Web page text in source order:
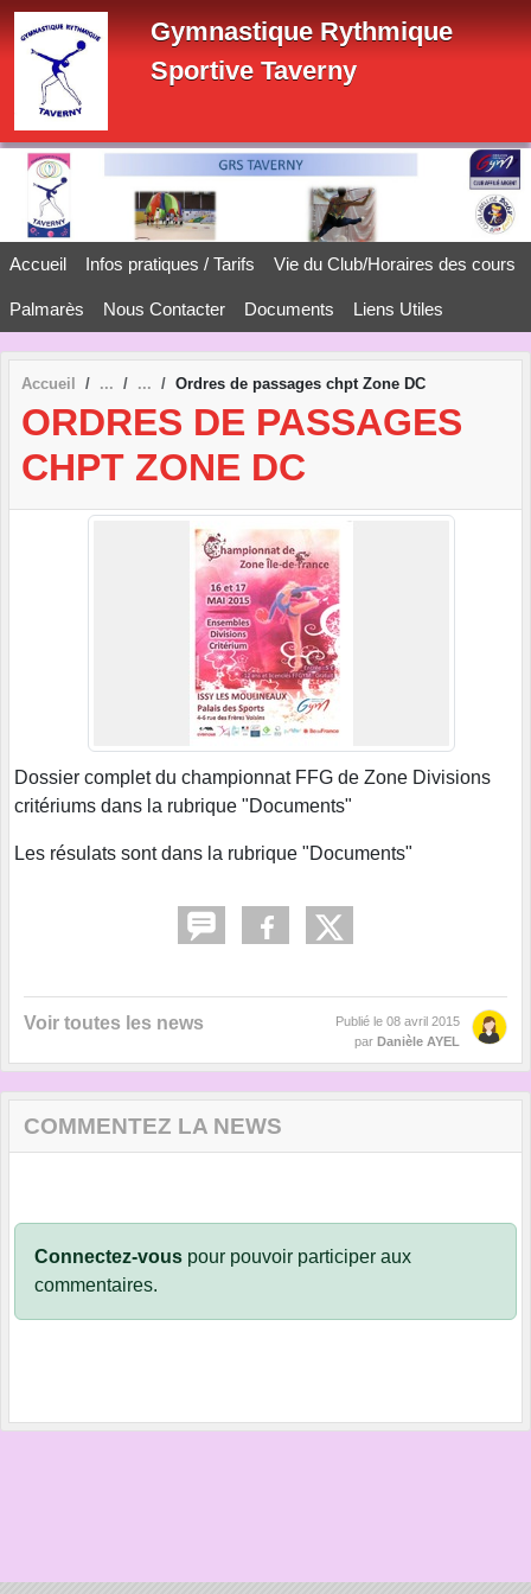
Gymnastique Rythmique
Sportive Taverny
Accueil Infos pratiques / Tarifs Vie du Club/Horaires des cours
Palmarès Nous Contacter Documents Liens Utiles
Accueil Ordres de passages chpt Zone DC
ORDRES DE PASSAGES
CHPT ZONE DC
Dossier complet du championnat FFG de Zone Divisions
critériums dans la rubrique "Documents"
Les résulats sont dans la rubrique "Documents"
Voir toutes les news Publié le 08 avril 2015
par Danièle AYEL
COMMENTEZ LA NEWS
Connectez-vous pour pouvoir participer aux
commentaires.
Panneau de gestion des cookies